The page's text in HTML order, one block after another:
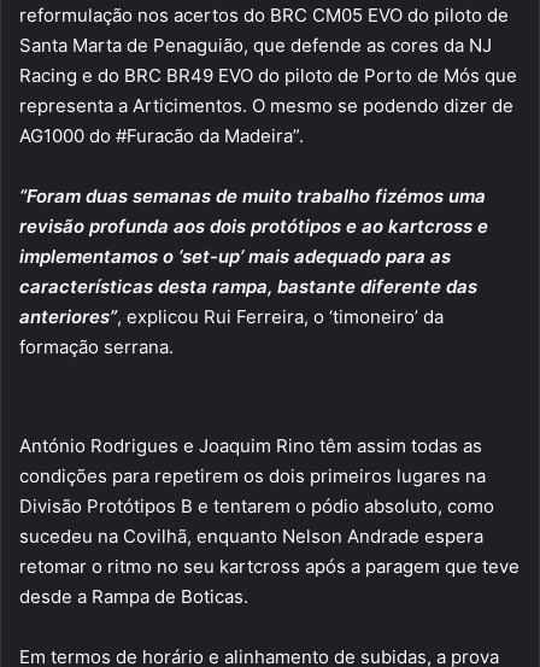
reformulação nos acertos do BRC CM05 EVO do piloto de
Santa Marta de Penaguião, que defende as cores da NJ
Racing e do BRC BR49 EVO do piloto de Porto de Mós que
representa a Articimentos. O mesmo se podendo dizer de
AG1000 do #Furacão da Madeira”.
“Foram duas semanas de muito trabalho fizémos uma
revisão profunda aos dois protótipos e ao kartcross e
implementamos o ‘set-up’ mais adequado para as
características desta rampa, bastante diferente das
anteriores”, explicou Rui Ferreira, o ‘timoneiro’ da
formação serrana.
António Rodrigues e Joaquim Rino têm assim todas as
condições para repetirem os dois primeiros lugares na
Divisão Protótipos B e tentarem o pódio absoluto, como
sucedeu na Covilhã, enquanto Nelson Andrade espera
retomar o ritmo no seu kartcross após a paragem que teve
desde a Rampa de Boticas.
Em termos de horário e alinhamento de subidas, a prova